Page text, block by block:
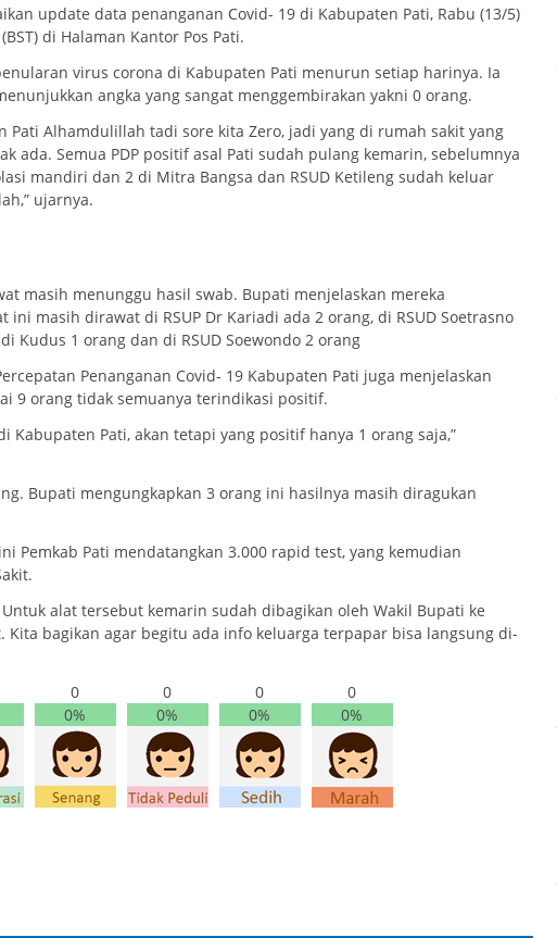
update data penanganan Covid- 19 di Kabupaten Pati, Rabu (13/5)
di Halaman Kantor Pos Pati.
virus corona di Kabupaten Pati menurun setiap harinya. Ia
angka yang sangat menggembirakan yakni 0 orang.
Pati Alhamdulillah tadi sore kita Zero, jadi yang di rumah sakit yang
ada. Semua PDP positif asal Pati sudah pulang kemarin, sebelumnya
mandiri dan 2 di Mitra Bangsa dan RSUD Ketileng sudah keluar
ujarnya.
masih menunggu hasil swab. Bupati menjelaskan mereka
masih dirawat di RSUP Dr Kariadi ada 2 orang, di RSUD Soetrasno
Kudus 1 orang dan di RSUD Soewondo 2 orang
Penanganan Covid- 19 Kabupaten Pati juga menjelaskan
9 orang tidak semuanya terindikasi positif.
Kabupaten Pati, akan tetapi yang positif hanya 1 orang saja,”
Bupati mengungkapkan 3 orang ini hasilnya masih diragukan
Pemkab Pati mendatangkan 3.000 rapid test, yang kemudian
alat tersebut kemarin sudah dibagikan oleh Wakil Bupati ke
Kita bagikan agar begitu ada info keluarga terpapar bisa langsung di-
0
0%
0
0%
0
0%
0
0%